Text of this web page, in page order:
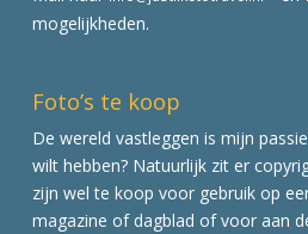
mogelijkheden.
Foto’s te koop
De wereld vastleggen is mijn
wilt hebben? Natuurlijk zit er
zijn wel te koop voor gebruik op
magazine of dagblad of voor aan